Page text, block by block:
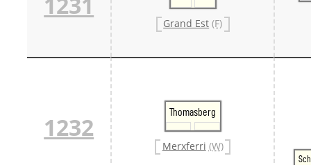
Grand Est (F)
1232
Thomasberg
Merxferri (W)